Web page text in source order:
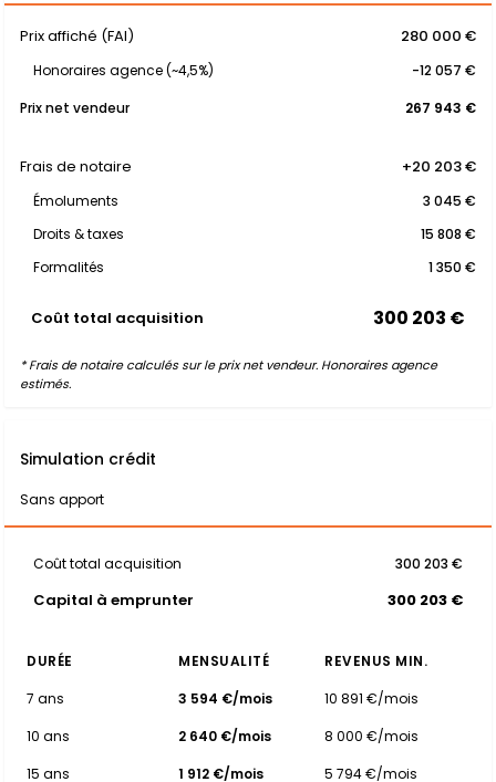
Prix affiché (FAI) 280 000 €
Honoraires agence (~4,5%)
-12 057 €
Prix net vendeur
267 943 €
Frais de notaire +20 203 €
Émoluments
3 045 €
Droits & taxes
15 808 €
Formalités
1 350 €
Coût total acquisition 300 203 €
* Frais de notaire calculés sur le prix net vendeur. Honoraires agence
estimés.
Simulation crédit
Sans apport
Coût total acquisition 300 203 €
Capital à emprunter 300 203 €
DURÉE MENSUALITÉ
REVENUS MIN.
7 ans
3 594 €/mois
10 891 €/mois
10 ans
2 640 €/mois
8 000 €/mois
15 ans
1 912 €/mois 5 794 €/mois